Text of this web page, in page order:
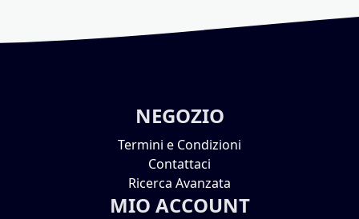
NEGOZIO
Termini e Condizioni
Contattaci
Ricerca Avanzata
MIO ACCOUNT